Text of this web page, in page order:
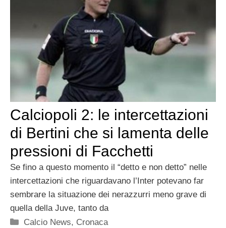
Calciopoli 2: le intercettazioni
di Bertini che si lamenta delle
pressioni di Facchetti
Se fino a questo momento il “detto e non detto” nelle
intercettazioni che riguardavano l’Inter potevano far
sembrare la situazione dei nerazzurri meno grave di
quella della Juve, tanto da
Categorie
Calcio News, Cronaca